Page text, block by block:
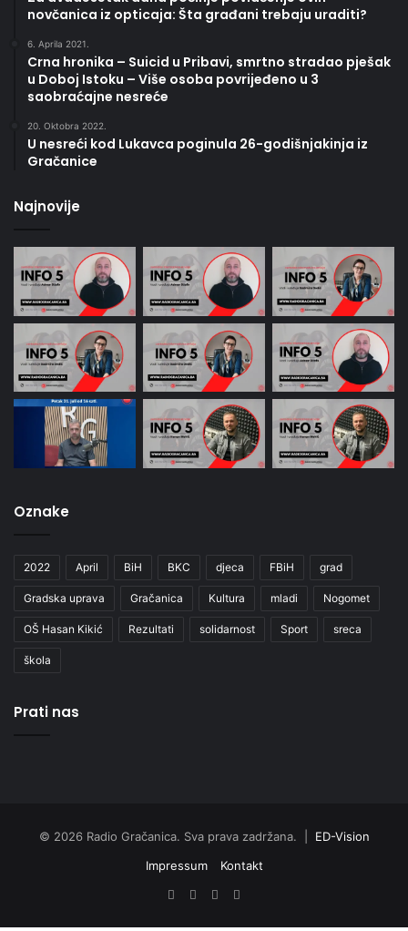
novčanica iz opticaja: Šta građani trebaju uraditi?
6. Aprila 2021.
Crna hronika – Suicid u Pribavi, smrtno stradao pješak
u Doboj Istoku – Više osoba povrijeđeno u 3
saobraćajne nesreće
20. Oktobra 2022.
U nesreći kod Lukavca poginula 26-godišnjakinja iz
Gračanice
Najnovije
Oznake
2022 April BiH BKC djeca FBiH grad
Gradska uprava Gračanica Kultura mladi Nogomet
OŠ Hasan Kikić Rezultati solidarnost Sport sreca
škola
Prati nas
© 2026 Radio Gračanica. Sva prava zadržana. | ED-Vision
Impressum
Kontakt